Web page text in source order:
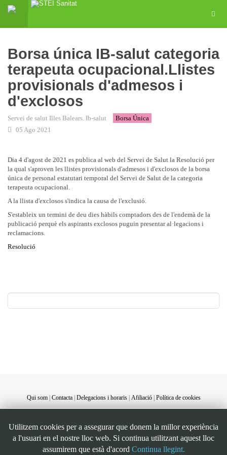
Borsa única IB-salut categoria
terapeuta ocupacional.Llistes
provisionals d'admesos i
d'exclosos
Servei de salut Illes Balears. Ib-salut
Borsa Única
05 Ago 2021
Dia 4 d'agost de 2021 es publica al web del Servei de Salut la Resolució per
la qual s'aproven les llistes provisionals d'admesos i d'exclosos de la borsa
única de personal estatutari temporal del Servei de Salut de la categoria
terapeuta ocupacional.
A la llista d'exclosos s'indica la causa de l'exclusió.
S'estableix un termini de deu dies hàbils comptadors des de l'endemà de la
publicació perquè els aspirants exclosos puguin presentar al·legacions i
reclamacions.
Resolució
Qui som| Contacta| Delegacions i horaris| Afiliació| Política de cookies
©STEI Sindicat de treballadores i treballadors de les Illes Balears. C/ Jaume Ferran, 58.
07004. Palma. Mallorca. Espanya. Telèfon: 34 971 901600. Inscrit al registre de la DG
de la Funció Pública de Presidència del Govern d’Espanya, número 49. CIF:
G07126956
Utilitzem cookies per a assegurar que donem la millor experiència
a l'usuari en el nostre lloc web. Si continua utilitzant aquest lloc
assumirem que està d'acord Continua llegint.